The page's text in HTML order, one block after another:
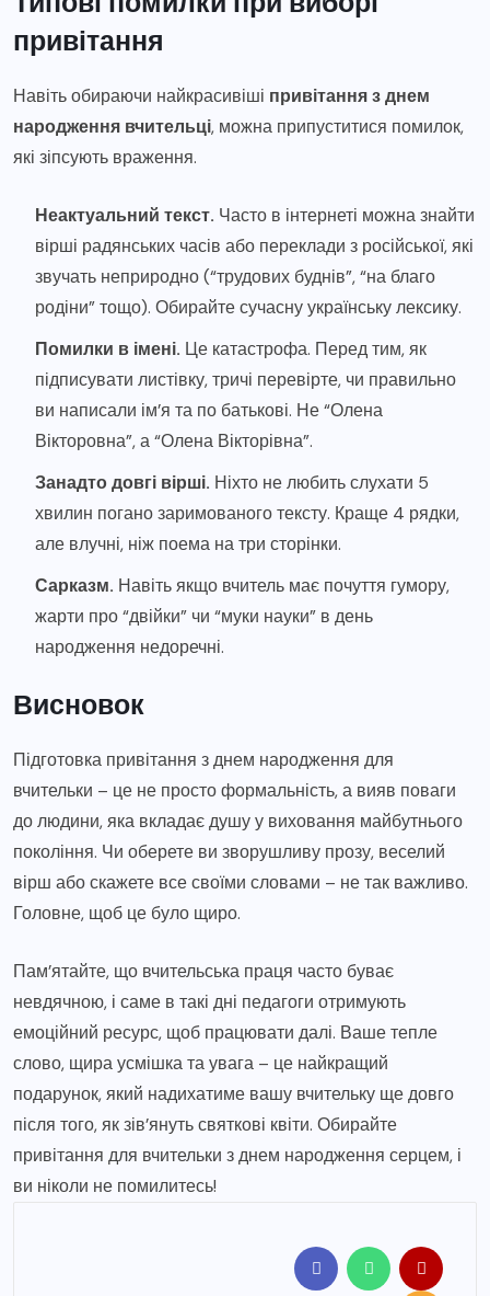
привітання
Навіть обираючи найкрасивіші привітання з днем
народження вчительці, можна припуститися помилок,
які зіпсують враження.
Неактуальний текст. Часто в інтернеті можна знайти
вірші радянських часів або переклади з російської, які
звучать неприродно (“трудових буднів”, “на благо
родіни” тощо). Обирайте сучасну українську лексику.
Помилки в імені. Це катастрофа. Перед тим, як
підписувати листівку, тричі перевірте, чи правильно
ви написали ім’я та по батькові. Не “Олена
Вікторовна”, а “Олена Вікторівна”.
Занадто довгі вірші. Ніхто не любить слухати 5
хвилин погано заримованого тексту. Краще 4 рядки,
але влучні, ніж поема на три сторінки.
Сарказм. Навіть якщо вчитель має почуття гумору,
жарти про “двійки” чи “муки науки” в день
народження недоречні.
Висновок
Підготовка привітання з днем народження для
вчительки – це не просто формальність, а вияв поваги
до людини, яка вкладає душу у виховання майбутнього
покоління. Чи оберете ви зворушливу прозу, веселий
вірш або скажете все своїми словами – не так важливо.
Головне, щоб це було щиро.
Пам’ятайте, що вчительська праця часто буває
невдячною, і саме в такі дні педагоги отримують
емоційний ресурс, щоб працювати далі. Ваше тепле
слово, щира усмішка та увага – це найкращий
подарунок, який надихатиме вашу вчительку ще довго
після того, як зів’януть святкові квіти. Обирайте
привітання для вчительки з днем народження серцем, і
ви ніколи не помилитесь!